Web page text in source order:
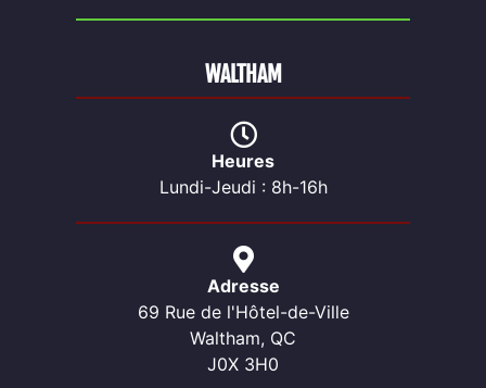
Heures
Lundi-Jeudi : 8h-16h
Adresse
69 Rue de l'Hôtel-de-Ville
Waltham, QC
J0X 3H0
WALTHAM